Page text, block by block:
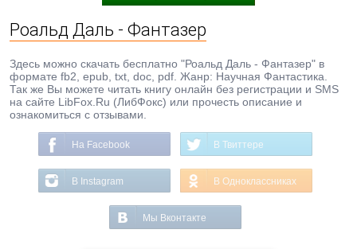
Роальд Даль - Фантазер
Здесь можно скачать бесплатно "Роальд Даль - Фантазер" в
формате fb2, epub, txt, doc, pdf. Жанр: Научная Фантастика.
Так же Вы можете читать книгу онлайн без регистрации и SMS
на сайте LibFox.Ru (ЛибФокс) или прочесть описание и
ознакомиться с отзывами.
На Facebook В Твиттере
В Instagram В Одноклассниках
Мы Вконтакте